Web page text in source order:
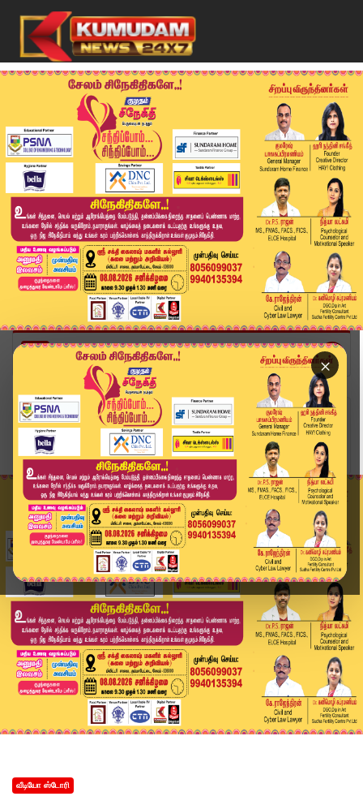
×
Home
வீடியோ ஸ்டோரி
கோவை கவுண்டம்பாளையத்தில் வாக்களித்தார்
அண்ணாமலை...
வீடியோ ஸ்டோரி